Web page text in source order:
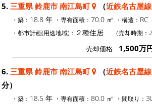
5. 三重県 鈴鹿市 南江島町 （近鉄名古屋
・築： 18.8 年 ・専有面積： 70.0 ㎡ ・構造： RC
・都市計画(用途地域)： ２種住居 （売却時期：
売却価格 1,500万
6. 三重県 鈴鹿市 南江島町 （近鉄名古屋
分）
・築： 18.5 年 ・専有面積： 80.0 ㎡ ・間取り：